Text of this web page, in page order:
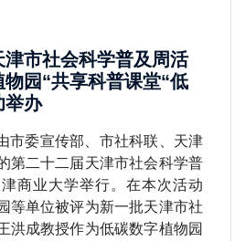
津市社会科学普及周活
园“共享科普课堂“低
举办
市委宣传部、市社科联、天津
第二十二届天津市社会科学普
商业大学举行。在本次活动
等单位被评为新一批天津市社
洪成教授作为低碳数字植物园